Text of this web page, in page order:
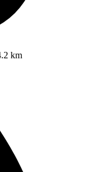
km